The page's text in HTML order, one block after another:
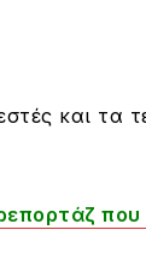
και τα
που